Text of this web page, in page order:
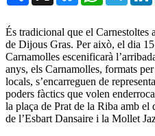
És tradicional que el Carnestoltes
de Dijous Gras. Per això, el dia
Carnamolles escenificarà
anys, els Carnamolles, formats
locals, s’encarreguen de
poders fàctics que volen
la plaça de Prat de la Riba amb
de l’Esbart Dansaire i la Mollet